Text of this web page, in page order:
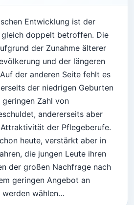
Entwicklung ist der
gleich doppelt betroffen. Die
der Zunahme älterer
und der längeren
der anderen Seite fehlt es
der niedrigen Geburten
Zahl von
andererseits aber
der Pflegeberufe.
heute, verstärkt aber in
die jungen Leute ihren
der großen Nachfrage nach
geringen Angebot an
wählen…